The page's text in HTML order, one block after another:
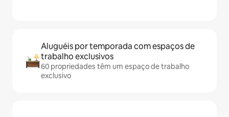
Aluguéis por temporada com espaços de
trabalho exclusivos
60 propriedades têm um espaço de trabalho
exclusivo